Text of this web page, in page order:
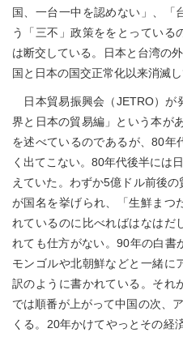
国、一台一中を認めない」、「
う「三不」政策ををとっている
は断交している。日本と台湾の
国と日本の国交正常化以来消滅し
日本貿易振興会（JETRO）が
界と日本の貿易編」という本が
を述べているのであるが、80年
く出てこない。80年代後半には
えていた。わずか5億ドル前後
が国名を挙げられ、「生鮮まつ
れているのに比べればはなはだ
れても仕方がない。90年の白書
モンゴルや北朝鮮などと一緒に
訳のように書かれている。それ
では順番が上がって中国の次、
くる。20年かけてやっとその経